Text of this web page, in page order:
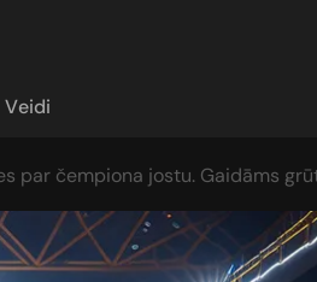
par čempiona jostu. Gaidāms